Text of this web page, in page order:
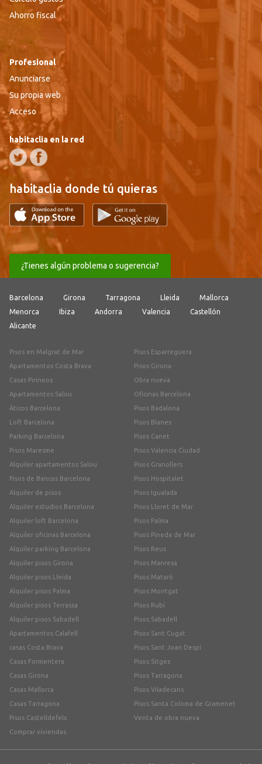
Ahorro fiscal
Profesional
Anunciarse
Su propia web
Acceso
habitaclia en la red
habitaclia donde tú quieras
¿Tienes algún problema o sugerencia?
Barcelona Girona Tarragona Lleida
Mallorca
Menorca
Ibiza Andorra Valencia
Castellón
Alicante
Pisos en Malgrat de Mar
Apartamentos Costa Brava
Casas Pirineos
Apartamentos Salou
Áticos Barcelona
Loft Barcelona
Parking Barcelona
Pisos Maresme
Alquiler apartamentos Salou
Pisos de Bancos Barcelona
Alquiler de pisos
Alquiler estudios Barcelona
Alquiler loft Barcelona
Alquiler oficinas Barcelona
Alquiler parking Barcelona
Alquiler pisos Girona
Alquiler pisos Lleida
Alquiler pisos Palma
Alquiler pisos Terrassa
Alquiler pisos Sabadell
Apartamentos Calafell
casas Costa Brava
Casas Formentera
Casas Girona
Casas Mallorca
Casas Tarragona
Pisos Castelldefels
Comprar viviendas
Pisos Esparreguera
Pisos Girona
Obra nueva
Oficinas Barcelona
Pisos Badalona
Pisos Blanes
Pisos Canet
Pisos Valencia Ciudad
Pisos Granollers
Pisos Hospitalet
Pisos Igualada
Pisos Lloret de Mar
Pisos Palma
Pisos Pineda de Mar
Pisos Reus
Pisos Manresa
Pisos Mataró
Pisos Montgat
Pisos Rubí
Pisos Sabadell
Pisos Sant Cugat
Pisos Sant Joan Despí
Pisos Sitges
Pisos Tarragona
Pisos Viladecans
Pisos Santa Coloma de Gramenet
Venta de obra nueva